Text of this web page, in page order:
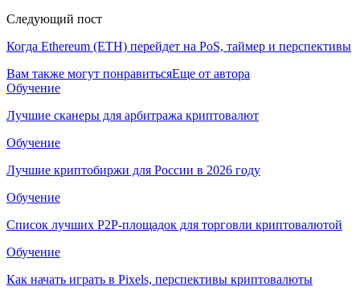
Следующий пост
Когда Ethereum (ETH) перейдет на PoS, таймер и перспективы
Вам также могут понравитьсяЕще от автора
Обучение
Лучшие сканеры для арбитража криптовалют
Обучение
Лучшие криптобиржи для России в 2026 году
Обучение
Список лучших P2P-площадок для торговли криптовалютой
Обучение
Как начать играть в Pixels, перспективы криптовалюты